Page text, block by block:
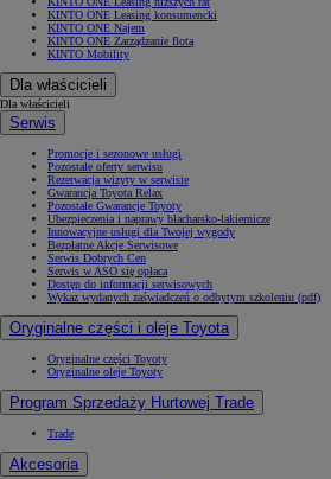
KINTO ONE Leasing konsumencki
KINTO ONE Najem
KINTO ONE Zarządzanie flotą
KINTO Mobility
Dla właścicieli
Dla właścicieli
Serwis
Promocje i sezonowe usługi
Pozostałe oferty serwisu
Rezerwacja wizyty w serwisie
Gwarancja Toyota Relax
Pozostałe Gwarancje Toyoty
Ubezpieczenia i naprawy blacharsko-lakiernicze
Innowacyjne usługi dla Twojej wygody
Bezpłatne Akcje Serwisowe
Serwis Dobrych Cen
Serwis w ASO się opłaca
Dostęp do informacji serwisowych
Wykaz wydanych zaświadczeń o odbytym szkoleniu (pdf)
Oryginalne części i oleje Toyota
Oryginalne części Toyoty
Oryginalne oleje Toyoty
Program Sprzedaży Hurtowej Trade
Trade
Akcesoria